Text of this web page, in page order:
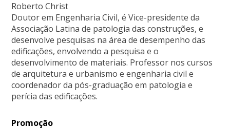
Roberto Christ
Doutor em Engenharia Civil, é Vice-presidente da
Associação Latina de patologia das construções, e
desenvolve pesquisas na área de desempenho das
edificações, envolvendo a pesquisa e o
desenvolvimento de materiais. Professor nos cursos
de arquitetura e urbanismo e engenharia civil e
coordenador da pós-graduação em patologia e
perícia das edificações.
Promoção